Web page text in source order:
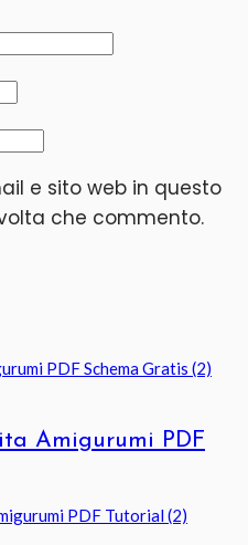
e sito web in questo
che commento.
Amigurumi PDF